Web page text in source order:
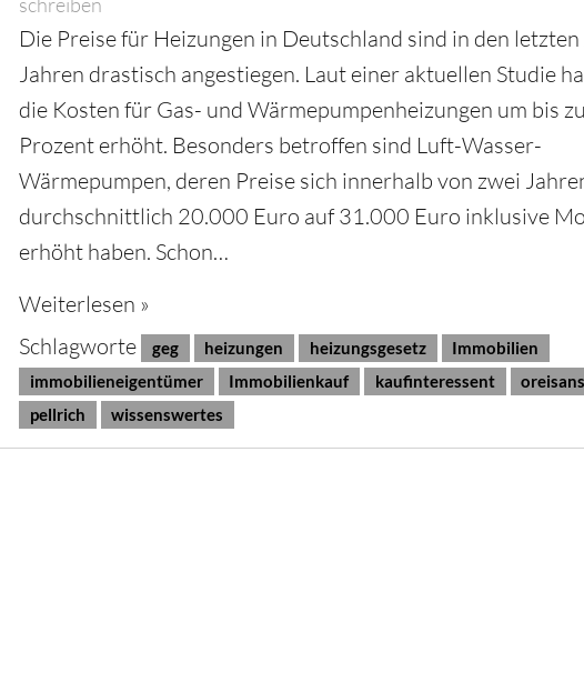
Die Preise für Heizungen in Deutschland sind in den letzten
Jahren drastisch angestiegen. Laut einer aktuellen Studie
die Kosten für Gas- und Wärmepumpenheizungen um bis
Prozent erhöht. Besonders betroffen sind Luft-Wasser-
Wärmepumpen, deren Preise sich innerhalb von zwei
durchschnittlich 20.000 Euro auf 31.000 Euro inklusive
erhöht haben. Schon…
Weiterlesen »
Schlagworte
geg heizungen heizungsgesetz
Immobilien
immobilieneigentümer
Immobilienkauf kaufinteressent
pellrich
wissenswertes